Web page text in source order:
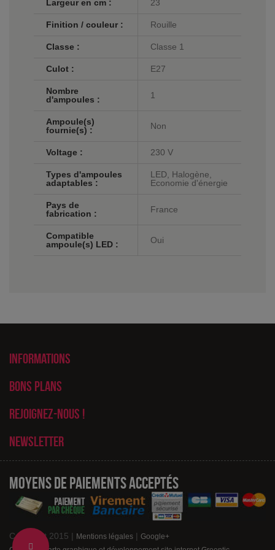
Change
Largeur en cm : 23
Finition / couleur : Rouille
Classe : Classe 1
Culot : E27
Nombre
d'ampoules :
1
Ampoule(s)
fournie(s) :
Non
Voltage : 230 V
Types d'ampoules
adaptables :
LED, Halogène,
Economie d'énergie
Pays de
fabrication :
France
Compatible
ampoule(s) LED :
Oui
Informations
Bons plans
Rejoignez-nous !
Newsletter
Moyens de paiements acceptés
Copyright 2015 | Mentions légales | Google+